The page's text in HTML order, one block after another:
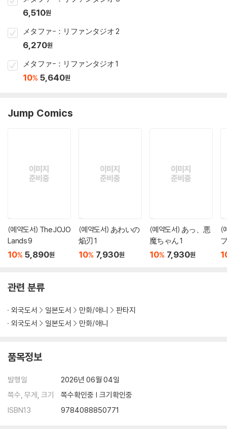
6,510원
メタファ-：リファンタジオ 2
6,270원
メタファ-：リファンタジオ 1
10% 5,640원
Jump Comics
(예약도서) The JOJO
Lands 9
10% 5,890원
(예약도서) あわいの
焔刃 1
10% 7,930원
(예약도서) あっ、悪
魔ちゃん 1
10% 7,930원
(
관련 분류
외국도서 일본도서 만화/애니
판타지
외국도서
일본도서 만화/애니
품목정보
발행일
2026년 06월 04일
쪽수, 무게, 크기
쪽수확인중 | 크기확인중
ISBN13
9784088850771